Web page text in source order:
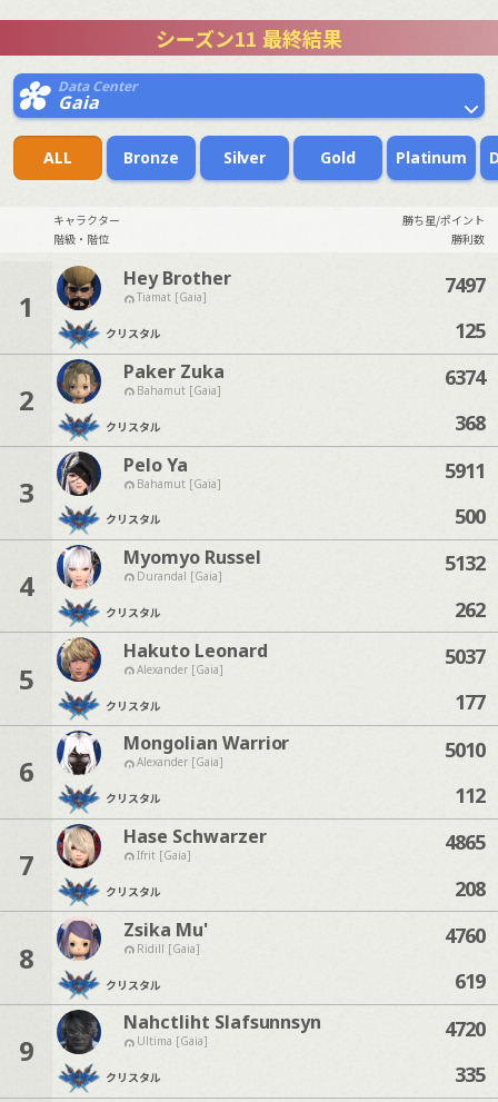
シーズン11 最終結果
Data Center
Gaia
ALL Bronze Silver Gold Platinum
キャラクター
勝ち星/ポイント
階級・階位
勝利数
1
Hey Brother
Tiamat [Gaia]
クリスタル
7497
125
2
Paker Zuka
Bahamut [Gaia]
クリスタル
6374
368
3
Pelo Ya
Bahamut [Gaia]
クリスタル
5911
500
4
Myomyo Russel
Durandal [Gaia]
クリスタル
5132
262
5
Hakuto Leonard
Alexander [Gaia]
クリスタル
5037
177
6
Mongolian Warrior
Alexander [Gaia]
クリスタル
5010
112
7
Hase Schwarzer
Ifrit [Gaia]
クリスタル
4865
208
8
Zsika Mu'
Ridill [Gaia]
クリスタル
4760
619
9
Nahctliht Slafsunnsyn
Ultima [Gaia]
クリスタル
4720
335